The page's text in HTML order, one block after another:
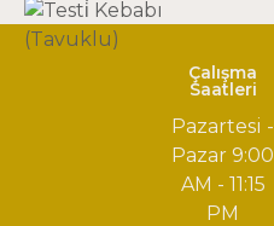
Çalışma
Saatleri
Pazartesi -
Pazar 9:00
AM - 11:15
PM